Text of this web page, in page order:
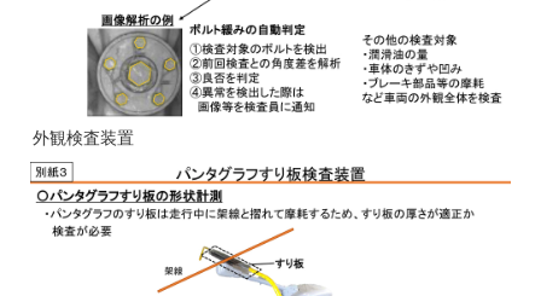
外観検査装置